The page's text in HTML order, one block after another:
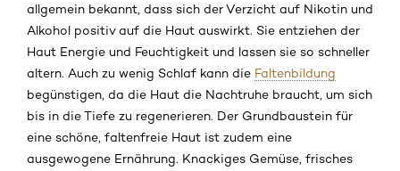
allgemein bekannt, dass sich der Verzicht auf Nikotin und
Alkohol positiv auf die Haut auswirkt. Sie entziehen der
Haut Energie und Feuchtigkeit und lassen sie so schneller
altern. Auch zu wenig Schlaf kann die Faltenbildung
begünstigen, da die Haut die Nachtruhe braucht, um sich
bis in die Tiefe zu regenerieren. Der Grundbaustein für
eine schöne, faltenfreie Haut ist zudem eine
ausgewogene Ernährung. Knackiges Gemüse, frisches